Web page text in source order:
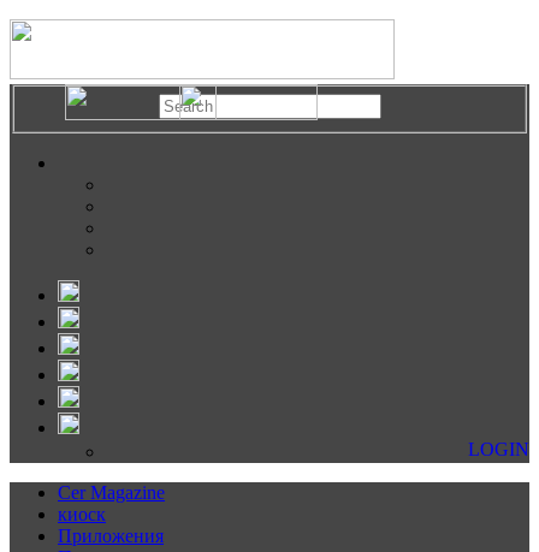
LOGIN
Cer Magazine
киоск
Приложения